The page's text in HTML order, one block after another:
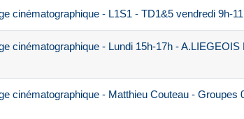
cinématographique - L1S1 - TD1&5 vendredi 9h-
cinématographique - Lundi 15h-17h - A.LIEGEOIS
cinématographique - Matthieu Couteau - Groupes